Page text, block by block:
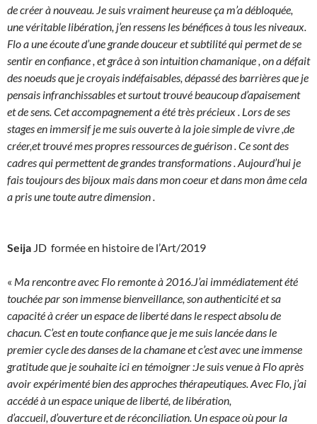
de créer à nouveau. Je suis vraiment heureuse ça m’a débloquée,
une véritable libération, j’en ressens les bénéfices à tous les niveaux.
Flo a une écoute d’une grande douceur et subtilité qui permet de se
sentir en confiance , et grâce à son intuition chamanique , on a défait
des noeuds que je croyais indéfaisables, dépassé des barrières que je
pensais infranchissables et surtout trouvé beaucoup d’apaisement
et de sens. Cet accompagnement a été très précieux . Lors de ses
stages en immersif je me suis ouverte à la joie simple de vivre ,de
créer,et trouvé mes propres ressources de guérison . Ce sont des
cadres qui permettent de grandes transformations . Aujourd’hui je
fais toujours des bijoux mais dans mon coeur et dans mon âme cela
a pris une toute autre dimension .
Seija JD formée en histoire de l’Art/2019
« Ma rencontre avec Flo remonte à 2016.J’ai immédiatement été
touchée par son immense bienveillance, son authenticité et sa
capacité à créer un espace de liberté dans le respect absolu de
chacun. C’est en toute confiance que je me suis lancée dans le
premier cycle des danses de la chamane et c’est avec une immense
gratitude que je souhaite ici en témoigner :Je suis venue à Flo après
avoir expérimenté bien des approches thérapeutiques. Avec Flo, j’ai
accédé à un espace unique de liberté, de libération,
d’accueil, d’ouverture et de réconciliation. Un espace où pour la